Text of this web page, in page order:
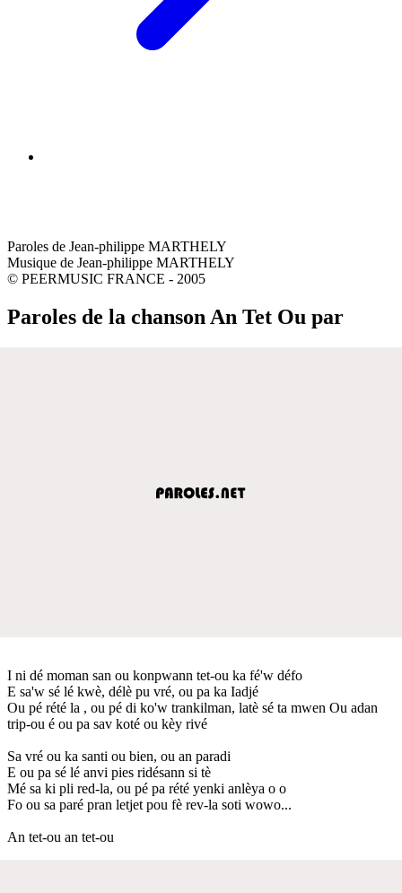
Paroles de Jean-philippe MARTHELY
Musique de Jean-philippe MARTHELY
© PEERMUSIC FRANCE - 2005
Paroles de la chanson An Tet Ou par
I ni dé moman san ou konpwann tet-ou ka fé'w défo
E sa'w sé lé kwè, délè pu vré, ou pa ka Iadjé
Ou pé rété la , ou pé di ko'w trankilman, latè sé ta mwen Ou adan
trip-ou é ou pa sav koté ou kèy rivé
Sa vré ou ka santi ou bien, ou an paradi
E ou pa sé lé anvi pies ridésann si tè
Mé sa ki pli red-la, ou pé pa rété yenki anlèya o o
Fo ou sa paré pran letjet pou fè rev-la soti wowo...
An tet-ou an tet-ou